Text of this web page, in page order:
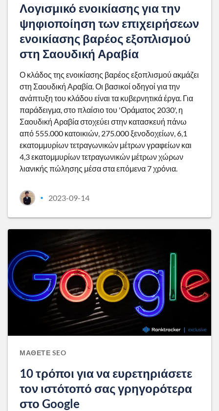
Λογισμικό ενοικίασης για την
ψηφιοποίηση των επιχειρήσεων
ενοικίασης βαρέος εξοπλισμού
στη Σαουδική Αραβία
Ο κλάδος της ενοικίασης βαρέος εξοπλισμού ακμάζει
στη Σαουδική Αραβία. Οι βασικοί οδηγοί για την
ανάπτυξη του κλάδου είναι τα κυβερνητικά έργα. Για
παράδειγμα, στο πλαίσιο του 'Οράματος 2030', η
Σαουδική Αραβία στοχεύει στην κατασκευή πάνω
από 555.000 κατοικιών, 275.000 ξενοδοχείων, 6,1
εκατομμυρίων τετραγωνικών μέτρων γραφείων και
4,3 εκατομμυρίων τετραγωνικών μέτρων χώρων
λιανικής πώλησης μέσα στα επόμενα 7 χρόνια.
• 2023-09-14
ΜΆΘΕΤΕ SEO
10 τρόποι για να ευρετηριάσετε
τον ιστότοπό σας γρηγορότερα
στο Google